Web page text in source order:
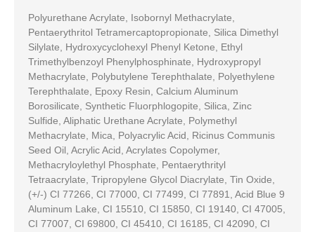
Polyurethane Acrylate, Isobornyl Methacrylate,
Pentaerythritol Tetramercaptopropionate, Silica Dimethyl
Silylate, Hydroxycyclohexyl Phenyl Ketone, Ethyl
Trimethylbenzoyl Phenylphosphinate, Hydroxypropyl
Methacrylate, Polybutylene Terephthalate, Polyethylene
Terephthalate, Epoxy Resin, Calcium Aluminum
Borosilicate, Synthetic Fluorphlogopite, Silica, Zinc
Sulfide, Aliphatic Urethane Acrylate, Polymethyl
Methacrylate, Mica, Polyacrylic Acid, Ricinus Communis
Seed Oil, Acrylic Acid, Acrylates Copolymer,
Methacryloylethyl Phosphate, Pentaerythrityl
Tetraacrylate, Tripropylene Glycol Diacrylate, Tin Oxide,
(+/-) CI 77266, CI 77000, CI 77499, CI 77891, Acid Blue 9
Aluminum Lake, CI 15510, CI 15850, CI 19140, CI 47005,
CI 77007, CI 69800, CI 45410, CI 16185, CI 42090, CI